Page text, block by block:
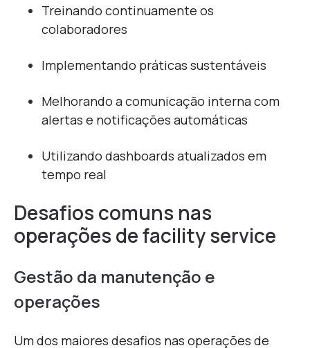
Treinando continuamente os
colaboradores
Implementando práticas sustentáveis
Melhorando a comunicação interna com
alertas e notificações automáticas
Utilizando dashboards atualizados em
tempo real
Desafios comuns nas
operações de facility service
Gestão da manutenção e
operações
Um dos maiores desafios nas operações de